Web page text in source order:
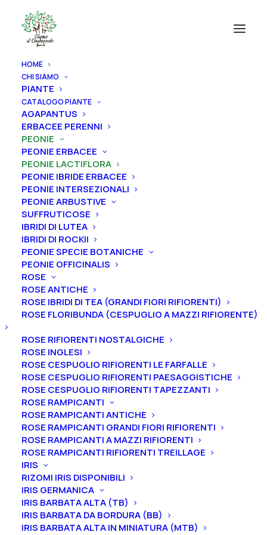
HOME
CHI SIAMO
PIANTE
CATALOGO PIANTE
AGAPANTUS
ERBACEE PERENNI
PEONIE
PEONIE ERBACEE
PEONIE LACTIFLORA
PEONIE IBRIDE ERBACEE
PEONIE INTERSEZIONALI
PEONIE ARBUSTIVE
SUFFRUTICOSE
IBRIDI DI LUTEA
IBRIDI DI ROCKII
PEONIE SPECIE BOTANICHE
PEONIE OFFICINALIS
ROSE
ROSE ANTICHE
ROSE IBRIDI DI TEA (GRANDI FIORI RIFIORENTI)
ROSE FLORIBUNDA (CESPUGLIO A MAZZI RIFIORENTE)
ROSE RIFIORENTI NOSTALGICHE
ROSE INGLESI
ROSE CESPUGLIO RIFIORENTI LE FARFALLE
ROSE CESPUGLIO RIFIORENTI PAESAGGISTICHE
ROSE CESPUGLIO RIFIORENTI TAPEZZANTI
ROSE RAMPICANTI
ROSE RAMPICANTI ANTICHE
ROSE RAMPICANTI GRANDI FIORI RIFIORENTI
ROSE RAMPICANTI A MAZZI RIFIORENTI
ROSE RAMPICANTI RIFIORENTI TREILLAGE
IRIS
RIZOMI IRIS DISPONIBILI
IRIS GERMANICA
IRIS BARBATA ALTA (TB)
IRIS BARBATA DA BORDURA (BB)
IRIS BARBATA ALTA IN MINIATURA (MTB)
Home Peonie
Peonie lactiflora
Peonia lactiflora “Sorbet”
Peonia lactiflora “Sorbet”
20,00€